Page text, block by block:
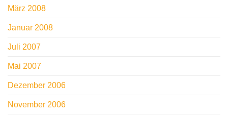
März 2008
Januar 2008
Juli 2007
Mai 2007
Dezember 2006
November 2006